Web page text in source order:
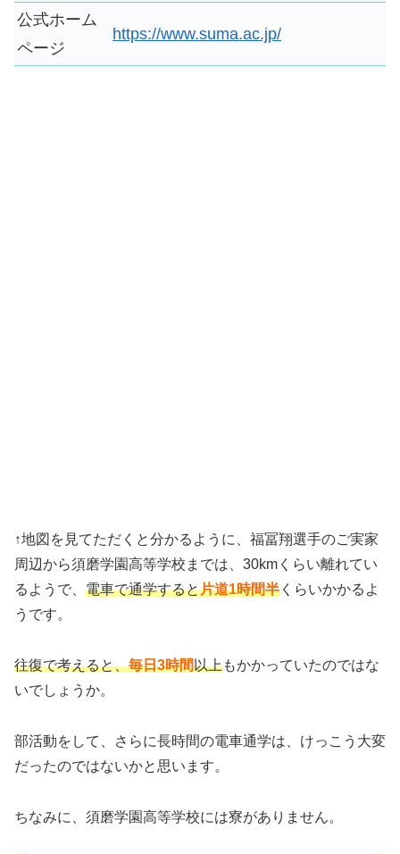
公式ホーム
ページ
https://www.suma.ac.jp/
↑地図を見てただくと分かるように、福冨翔選手のご実家
周辺から須磨学園高等学校までは、30kmくらい離れてい
るようで、 電車で通学すると片道1時間半 くらいかかるよ
うです。
往復で考えると、毎日3時間以上もかかっていたのではな
いでしょうか。
部活動をして、さらに長時間の電車通学は、けっこう大変
だったのではないかと思います。
ちなみに、須磨学園高等学校には寮がありません。